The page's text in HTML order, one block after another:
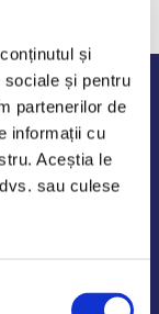
și
sociale și pentru
partenerilor de
informații cu
Aceștia le
sau culese